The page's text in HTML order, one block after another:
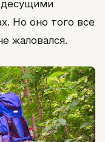
Но оно того все
жаловался.